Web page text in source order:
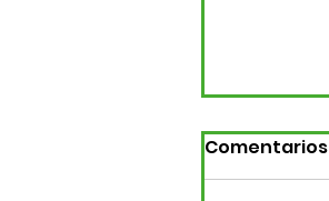
Comentarios